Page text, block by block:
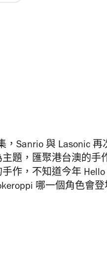
Sanrio 與 Lasonic
題，匯聚港台澳的手
作，不知道今年 Hello
哪一個角色會登